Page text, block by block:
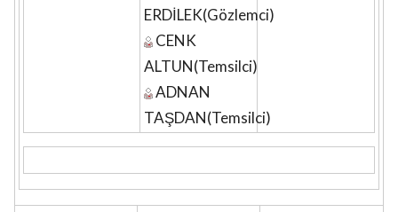
ERDİLEK(Gözlemci)
CENK
ALTUN(Temsilci)
ADNAN
TAŞDAN(Temsilci)